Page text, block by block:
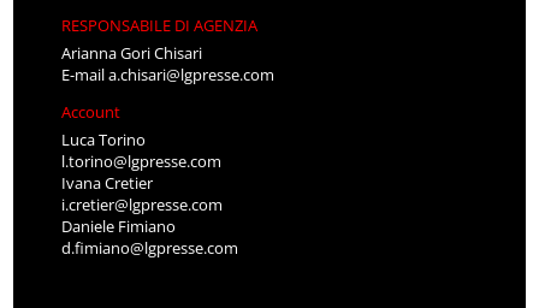
RESPONSABILE DI AGENZIA
Arianna Gori Chisari
E-maila.chisari@lgpresse.com
Account
Luca Torino
l.torino@lgpresse.com
Ivana Cretier
i.cretier@lgpresse.com
Daniele Fimiano
d.fimiano@lgpresse.com